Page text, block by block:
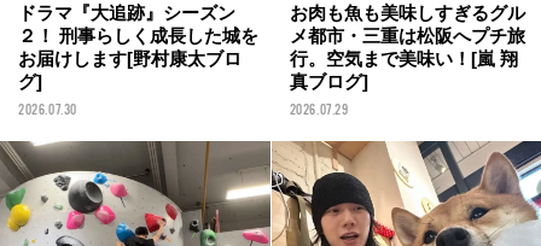
ドラマ『大追跡』シーズン
２！ 刑事らしく成長した城を
お届けします[野村康太ブロ
グ]
2026.07.30
お肉も魚も美味しすぎるグル
メ都市・三重は松阪へプチ旅
行。空気まで美味い！[嵐 翔
真ブログ]
2026.07.29